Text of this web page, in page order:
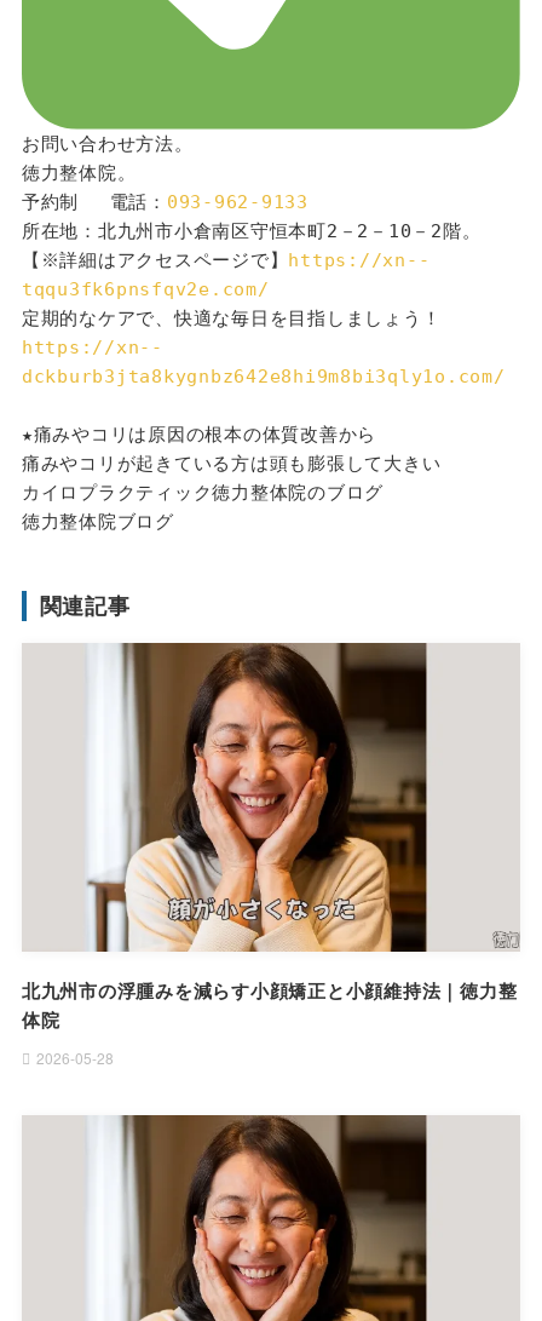
お問い合わせ方法。
徳力整体院。
予約制 　電話： 093-962-9133
所在地：北九州市小倉南区守恒本町2－2－10－2階。
【※詳細はアクセスページで】 https://xn--
tqqu3fk6pnsfqv2e.com/
定期的なケアで、快適な毎日を目指しましょう！
https://xn--
dckburb3jta8kygnbz642e8hi9m8bi3qly1o.com/
★痛みやコリは原因の根本の体質改善から
痛みやコリが起きている方は頭も膨張して大きい
カイロプラクティック徳力整体院のブログ
徳力整体院ブログ
関連記事
北九州市の浮腫みを減らす小顔矯正と小顔維持法｜徳力整
体院
2026-05-28